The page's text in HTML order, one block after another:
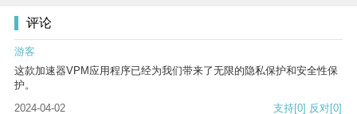
评论
游客
这款加速器VPM应用程序已经为我们带来了无限的隐私保护和安全性保
护。
2024-04-02
支持[0] 反对[0]